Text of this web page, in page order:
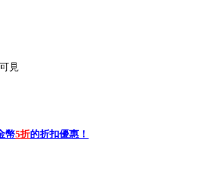
見
幣5折的折扣優惠！